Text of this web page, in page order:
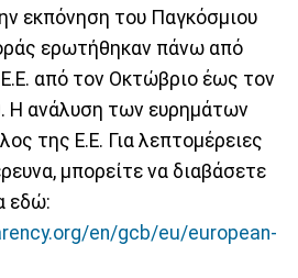
εκπόνηση του Παγκόσμιου
ερωτήθηκαν πάνω από
από τον Οκτώβριο έως τον
Η ανάλυση των ευρημάτων
της Ε.Ε. Για λεπτομέρειες
μπορείτε να διαβάσετε
εδώ:
en/gcb/eu/european-